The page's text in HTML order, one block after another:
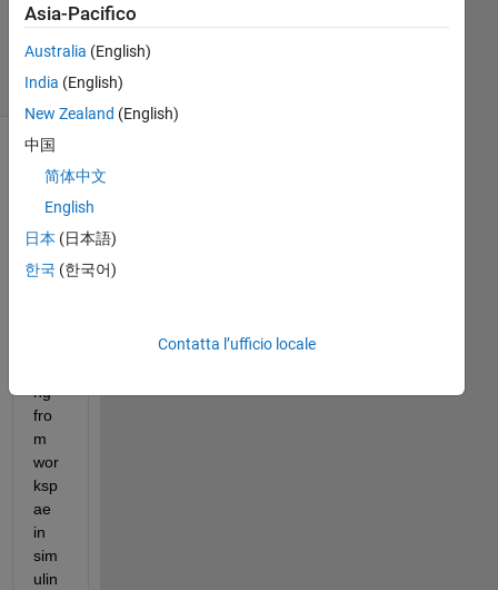
2024
Visualizzazioni
(30 giorni)
commenti
meno
recenti
ng
fro
m
wor
ksp
ae
in
sim
ulin
Asia-Pacifico
Australia (English)
India (English)
New Zealand (English)
中国
简体中文
English
日本 (日本語)
한국 (한국어)
Contatta l’ufficio locale